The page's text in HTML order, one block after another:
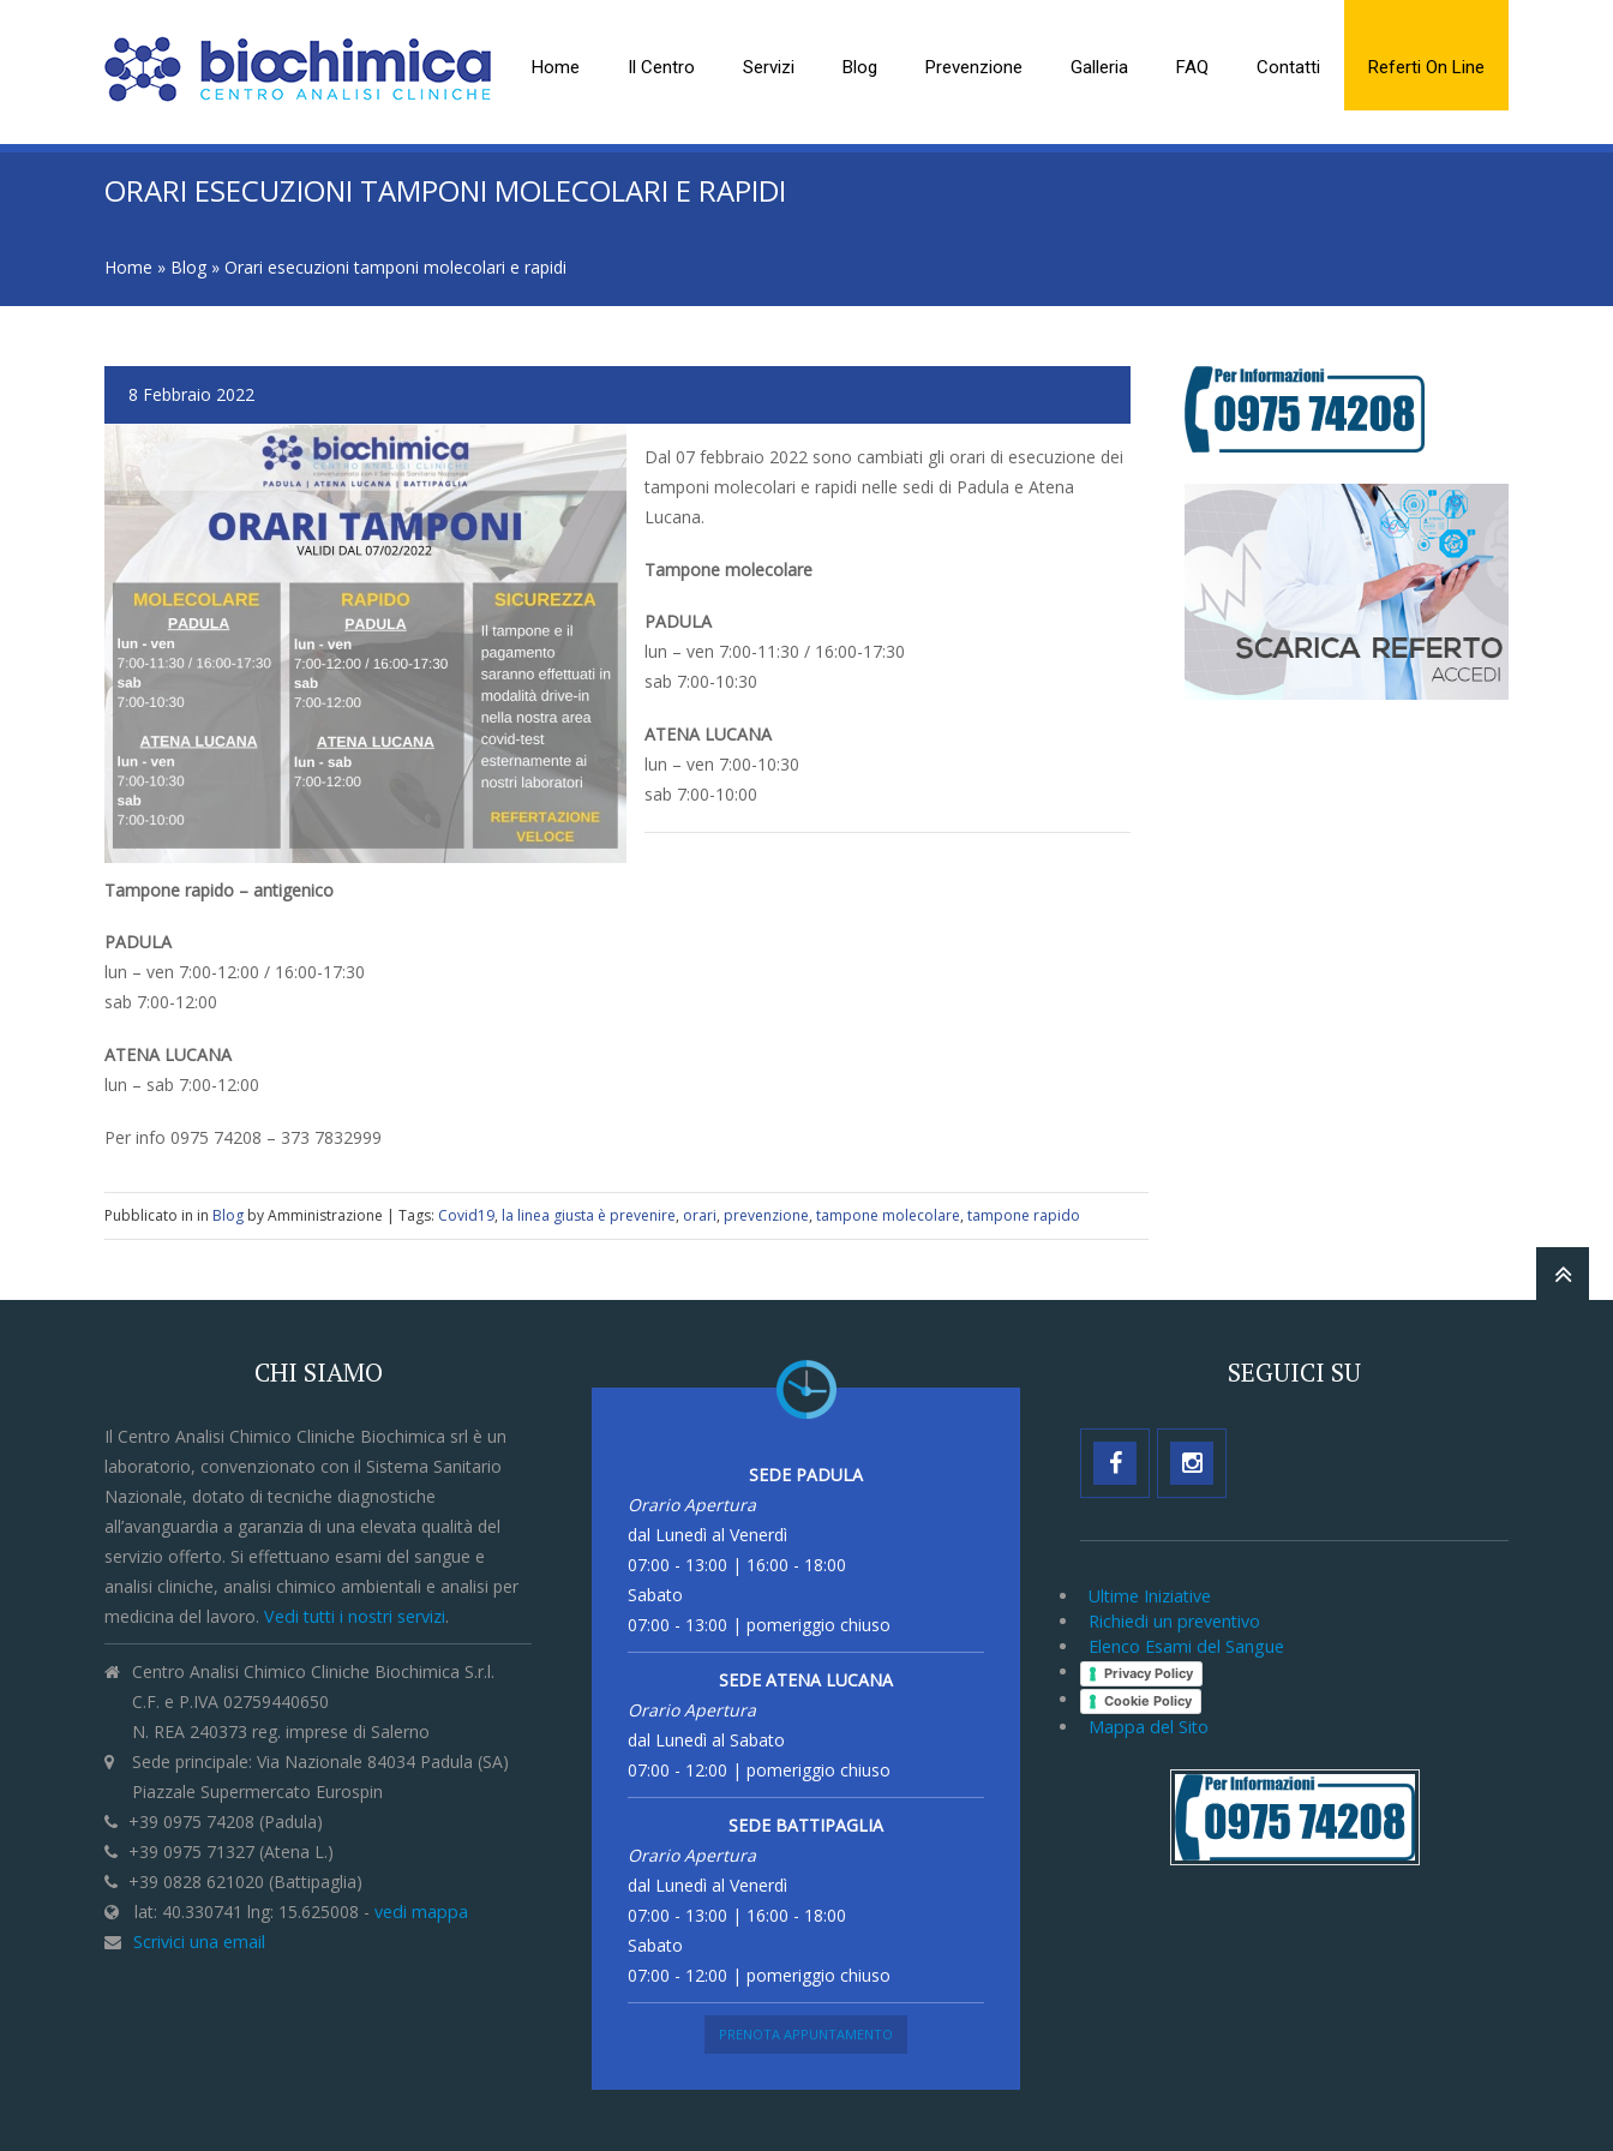
Home Il Centro Servizi Blog Prevenzione Galleria FAQ Contatti Referti On Line
ORARI ESECUZIONI TAMPONI MOLECOLARI E RAPIDI
Home » Blog » Orari esecuzioni tamponi molecolari e rapidi
8 Febbraio 2022
Dal 07 febbraio 2022 sono cambiati gli orari di esecuzione dei
tamponi molecolari e rapidi nelle sedi di Padula e Atena
Lucana.
Tampone molecolare
PADULA
lun – ven 7:00-11:30 / 16:00-17:30
sab 7:00-10:30
ATENA LUCANA
lun – ven 7:00-10:30
sab 7:00-10:00
Tampone rapido – antigenico
PADULA
lun – ven 7:00-12:00 / 16:00-17:30
sab 7:00-12:00
ATENA LUCANA
lun – sab 7:00-12:00
Per info 0975 74208 – 373 7832999
Pubblicato in in Blog by Amministrazione | Tags: Covid19, la linea giusta è prevenire, orari, prevenzione, tampone molecolare, tampone rapido
CHI SIAMO
Il Centro Analisi Chimico Cliniche Biochimica srl è un
laboratorio, convenzionato con il Sistema Sanitario
Nazionale, dotato di tecniche diagnostiche
all’avanguardia a garanzia di una elevata qualità del
servizio offerto. Si effettuano esami del sangue e
analisi cliniche, analisi chimico ambientali e analisi per
medicina del lavoro. Vedi tutti i nostri servizi.
Centro Analisi Chimico Cliniche Biochimica S.r.l.
C.F. e P.IVA 02759440650
N. REA 240373 reg. imprese di Salerno
Sede principale: Via Nazionale 84034 Padula (SA)
Piazzale Supermercato Eurospin
+39 0975 74208 (Padula)
+39 0975 71327 (Atena L.)
+39 0828 621020 (Battipaglia)
lat: 40.330741 lng: 15.625008 - vedi mappa
Scrivici una email
SEDE PADULA
Orario Apertura
dal Lunedì al Venerdì
07:00 - 13:00 | 16:00 - 18:00
Sabato
07:00 - 13:00 | pomeriggio chiuso
SEDE ATENA LUCANA
Orario Apertura
dal Lunedì al Sabato
07:00 - 12:00 | pomeriggio chiuso
SEDE BATTIPAGLIA
Orario Apertura
dal Lunedì al Venerdì
07:00 - 13:00 | 16:00 - 18:00
Sabato
07:00 - 12:00 | pomeriggio chiuso
PRENOTA APPUNTAMENTO
SEGUICI SU
Ultime Iniziative
Richiedi un preventivo
Elenco Esami del Sangue
Privacy Policy
Cookie Policy
Mappa del Sito